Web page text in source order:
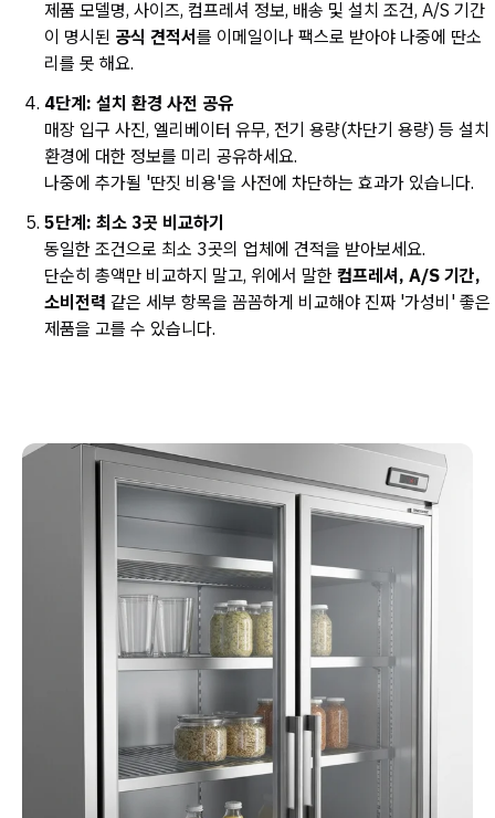
제품 모델명, 사이즈, 컴프레셔 정보, 배송 및 설치 조건, A/S 기간
이 명시된 공식 견적서 를 이메일이나 팩스로 받아야 나중에 딴소
리를 못 해요.
4단계: 설치 환경 사전 공유
매장 입구 사진, 엘리베이터 유무, 전기 용량(차단기 용량) 등 설치
환경에 대한 정보를 미리 공유하세요.
나중에 추가될 '딴짓 비용'을 사전에 차단하는 효과가 있습니다.
5단계: 최소 3곳 비교하기
동일한 조건으로 최소 3곳의 업체에 견적을 받아보세요.
단순히 총액만 비교하지 말고, 위에서 말한 컴프레셔, A/S 기간,
소비전력 같은 세부 항목을 꼼꼼하게 비교해야 진짜 '가성비' 좋은
제품을 고를 수 있습니다.